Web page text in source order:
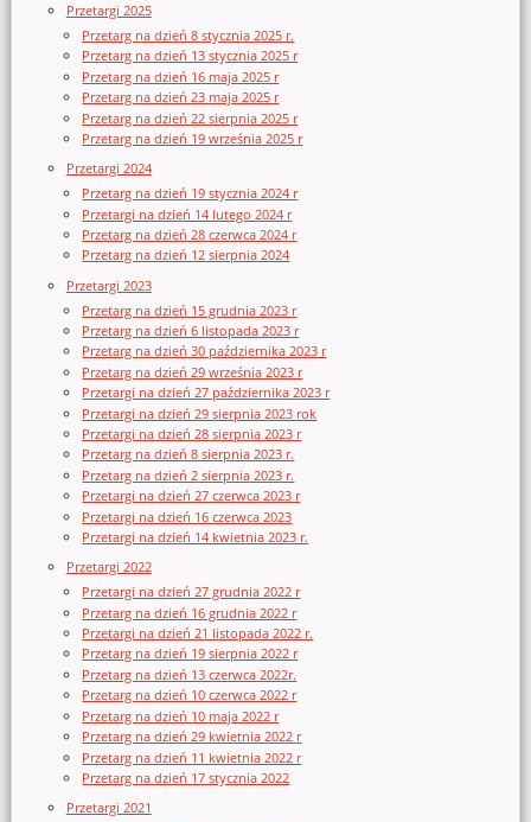
Przetargi 2025
Przetarg na dzień 8 stycznia 2025 r.
Przetarg na dzień 13 stycznia 2025 r
Przetarg na dzień 16 maja 2025 r
Przetarg na dzień 23 maja 2025 r
Przetarg na dzień 22 sierpnia 2025 r
Przetarg na dzień 19 września 2025 r
Przetargi 2024
Przetarg na dzień 19 stycznia 2024 r
Przetargi na dzień 14 lutego 2024 r
Przetarg na dzień 28 czerwca 2024 r
Przetarg na dzień 12 sierpnia 2024
Przetargi 2023
Przetarg na dzień 15 grudnia 2023 r
Przetarg na dzień 6 listopada 2023 r
Przetarg na dzień 30 października 2023 r
Przetarg na dzień 29 września 2023 r
Przetargi na dzień 27 października 2023 r
Przetargi na dzień 29 sierpnia 2023 rok
Przetargi na dzień 28 sierpnia 2023 r
Przetarg na dzień 8 sierpnia 2023 r.
Przetarg na dzień 2 sierpnia 2023 r.
Przetargi na dzień 27 czerwca 2023 r
Przetargi na dzień 16 czerwca 2023
Przetargi na dzień 14 kwietnia 2023 r.
Przetargi 2022
Przetargi na dzień 27 grudnia 2022 r
Przetarg na dzień 16 grudnia 2022 r
Przetargi na dzień 21 listopada 2022 r.
Przetarg na dzień 19 sierpnia 2022 r
Przetarg na dzień 13 czerwca 2022r.
Przetarg na dzień 10 czerwca 2022 r
Przetarg na dzień 10 maja 2022 r
Przetarg na dzień 29 kwietnia 2022 r
Przetarg na dzień 11 kwietnia 2022 r
Przetarg na dzień 17 stycznia 2022
Przetargi 2021